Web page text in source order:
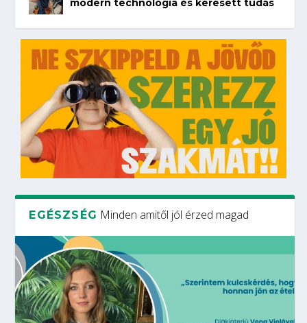
modern technológia és keresett tudás
EGÉSZSÉG Minden amitől jól érzed magad